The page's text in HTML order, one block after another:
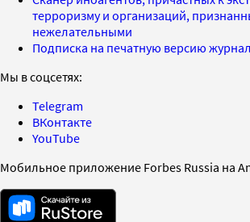
терроризму и организаций,
нежелательными
Подписка на печатную версию
Мы в соцсетях:
Telegram
ВКонтакте
YouTube
Мобильное приложение Forbes Russia на